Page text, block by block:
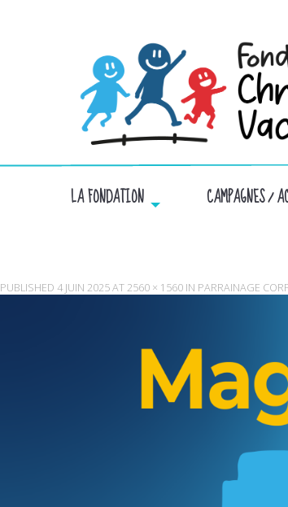
LA FONDATION CAMPAGNES /
PUBLISHED 4 JUIN 2025AT2560 × 1560 IN PARRAINAGE